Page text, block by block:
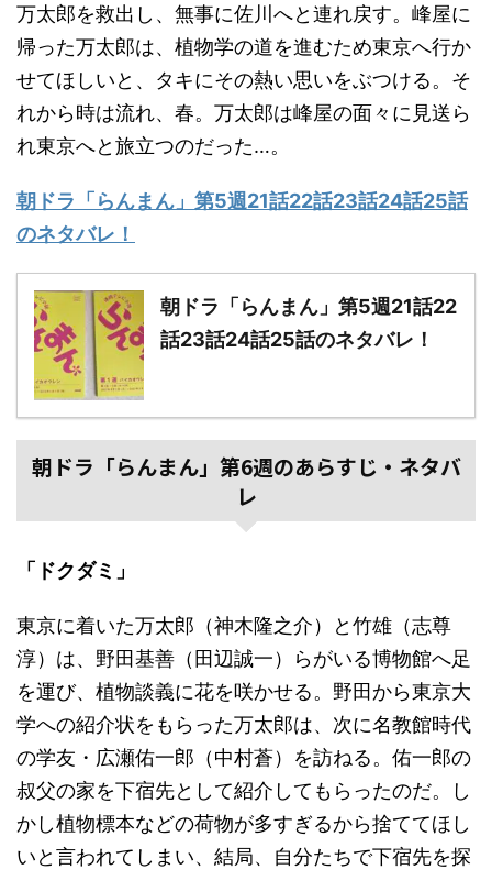
万太郎を救出し、無事に佐川へと連れ戻す。峰屋に
帰った万太郎は、植物学の道を進むため東京へ行か
せてほしいと、タキにその熱い思いをぶつける。そ
れから時は流れ、春。万太郎は峰屋の面々に見送ら
れ東京へと旅立つのだった…。
朝ドラ「らんまん」第5週21話22話23話24話25話
のネタバレ！
朝ドラ「らんまん」第5週21話22
話23話24話25話のネタバレ！
朝ドラ「らんまん」第6週のあらすじ・ネタバ
レ
「ドクダミ」
東京に着いた万太郎（神木隆之介）と竹雄（志尊
淳）は、野田基善（田辺誠一）らがいる博物館へ足
を運び、植物談義に花を咲かせる。野田から東京大
学への紹介状をもらった万太郎は、次に名教館時代
の学友・広瀬佑一郎（中村蒼）を訪ねる。佑一郎の
叔父の家を下宿先として紹介してもらったのだ。し
かし植物標本などの荷物が多すぎるから捨ててほし
いと言われてしまい、結局、自分たちで下宿先を探